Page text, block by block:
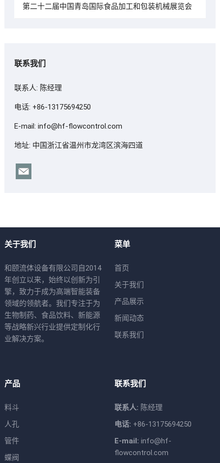
第二十二届中国青岛国际食品加工和包装机械展览会
联系我们
联系人: 陈经理
电话: +86-13175694250
E-mail: info@hf-flowcontrol.com
地址: 中国浙江省温州市龙湾区滨海四道
关于我们
和颐流体设备有限公司自2014
年创立以来，始终以创新为引
擎，致力于成为高端智能装备
领域的领航者。我们专注于为
生物制药、食品饮料、新能源
等战略新兴行业提供定制化行
业解决方案。
菜单
首页
关于我们
产品展示
新闻动态
联系我们
产品
料斗
人孔
管件
蝶阀
联系我们
联系人: 陈经理
电话: +86-13175694250
E-mail: info@hf-
flowcontrol.com